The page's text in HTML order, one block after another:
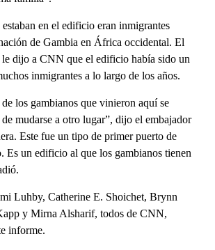
en el edificio eran inmigrantes
de Gambia en África occidental. El
le dijo a CNN que el edificio había sido un
inmigrantes a lo largo de los años.
los gambianos que vinieron aquí se
mudarse a otro lugar”, dijo el embajador
Este fue un tipo de primer puerto de
Es un edificio al que los gambianos tienen
Luhby, Catherine E. Shoichet, Brynn
y Mirna Alsharif, todos de CNN,
informe.